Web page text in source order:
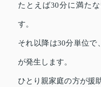
たとえば30分に満た
す。
それ以降は30分単位で
が発生します。
ひとり親家庭の方が援